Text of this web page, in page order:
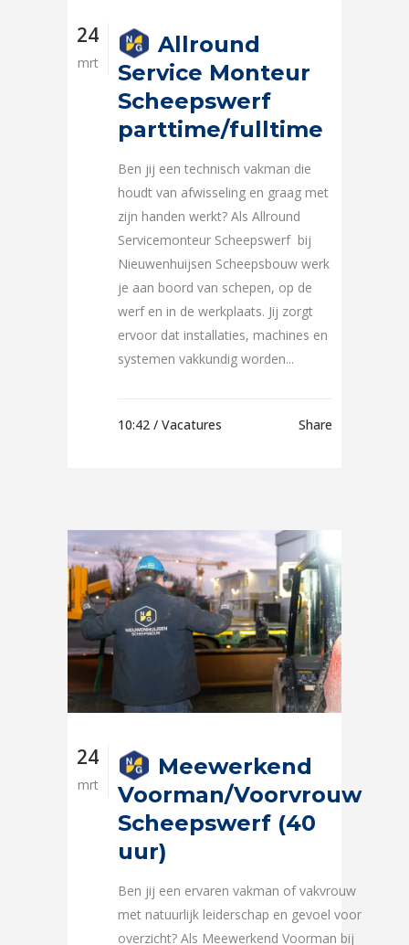
24
mrt
Allround
Service Monteur
Scheepswerf
parttime/fulltime
Ben jij een technisch vakman die
houdt van afwisseling en graag met
zijn handen werkt? Als Allround
Servicemonteur Scheepswerf bij
Nieuwenhuijsen Scheepsbouw werk
je aan boord van schepen, op de
werf en in de werkplaats. Jij zorgt
ervoor dat installaties, machines en
systemen vakkundig worden...
10:42 / Vacatures Share
24
mrt
Meewerkend
Voorman/Voorvrouw
Scheepswerf (40
uur)
Ben jij een ervaren vakman of vakvrouw
met natuurlijk leiderschap en gevoel voor
overzicht? Als Meewerkend Voorman bij